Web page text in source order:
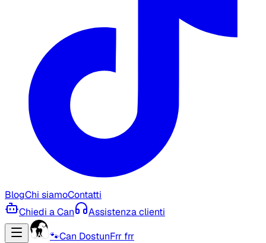
BlogChi siamoContatti
Chiedi a Can
Assistenza clienti
🐾Can DostunFrr frr